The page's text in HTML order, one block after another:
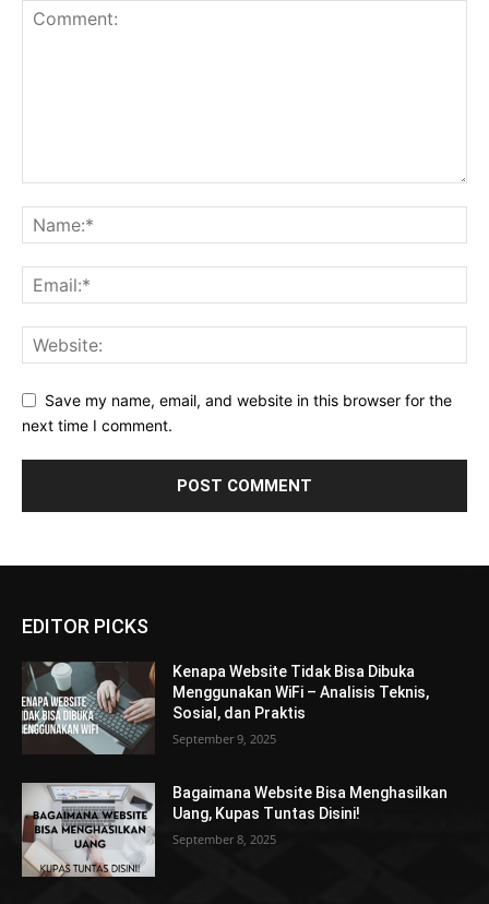
Save my name, email, and website in this browser for the
next time I comment.
EDITOR PICKS
Kenapa Website Tidak Bisa Dibuka
Menggunakan WiFi – Analisis Teknis,
Sosial, dan Praktis
September 9, 2025
Bagaimana Website Bisa Menghasilkan
Uang, Kupas Tuntas Disini!
September 8, 2025